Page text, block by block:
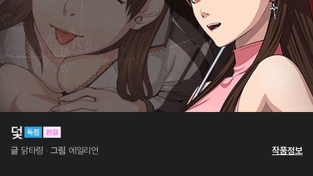
덫
글 닭타령 그림 에일리언 작품정보